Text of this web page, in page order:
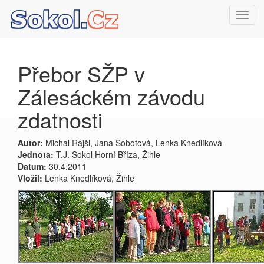
Přebor SŽP v
Zálesáckém závodu
zdatnosti
Autor: Michal Rajšl, Jana Sobotová, Lenka Knedlíková
Jednota: T.J. Sokol Horní Bříza, Žihle
Datum: 30.4.2011
Vložil: Lenka Knedlíková, Žihle